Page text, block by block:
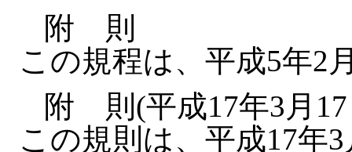
附 則
この規程は、平成5年2
附 則(平成17年3月
この規則は、平成17年